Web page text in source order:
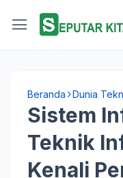
Beranda Dunia
Sistem
Teknik
Kenali